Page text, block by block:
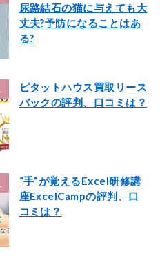
尿路結石の猫に与えても大
丈夫?予防になることはあ
る?
ピタットハウス買取リース
バックの評判、口コミは？
“手”が覚えるExcel研修講
座ExcelCampの評判、口
コミは？